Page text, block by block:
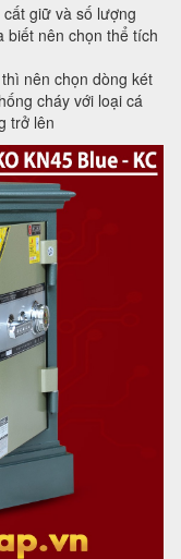
giữ và số lượng
biết nên chọn thể tích
nên chọn dòng két
cháy với loại cá
trở lên